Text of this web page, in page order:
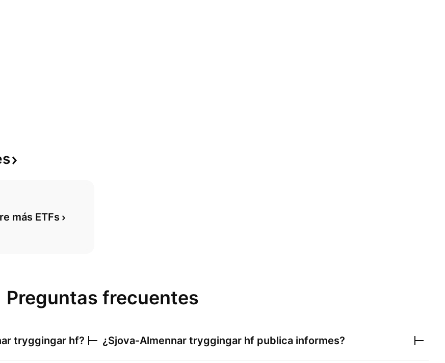
más ETFs
Preguntas frecuentes
tryggingar hf? ¿Sjova-Almennar tryggingar hf publica informes?